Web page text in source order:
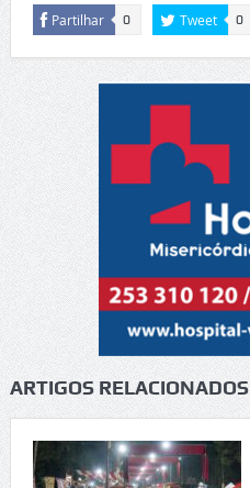
Partilhar 0 Tweet 0
ARTIGOS RELACIONADOS